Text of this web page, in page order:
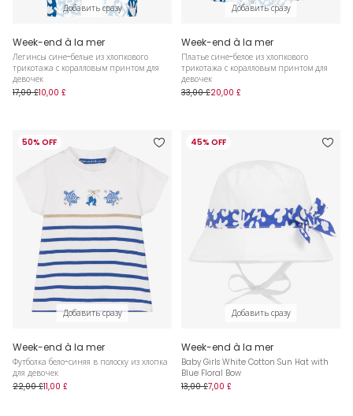
Добавить сразу
Week-end à la mer
Легинсы сине-белые из хлопкового
трикотажа с коралловым принтом для
девочек
17,00 £10,00 £
Добавить сразу
Week-end à la mer
Платье сине-белое из хлопкового
трикотажа с коралловым принтом для
девочек
33,00 £20,00 £
50% OFF
Добавить сразу
Week-end à la mer
Футболка бело-синяя в полоску из хлопка
для девочек
22,00 £11,00 £
45% OFF
Добавить сразу
Week-end à la mer
Baby Girls White Cotton Sun Hat with
Blue Floral Bow
13,00 £7,00 £